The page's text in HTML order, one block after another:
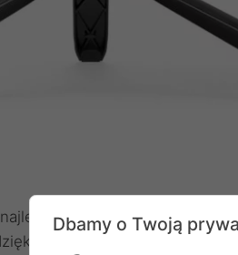
kumpel od rozmów i
za to kardioidalnej
Dbamy o Twoją